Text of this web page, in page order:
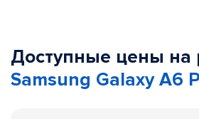
Доступные цены на
Samsung Galaxy A6